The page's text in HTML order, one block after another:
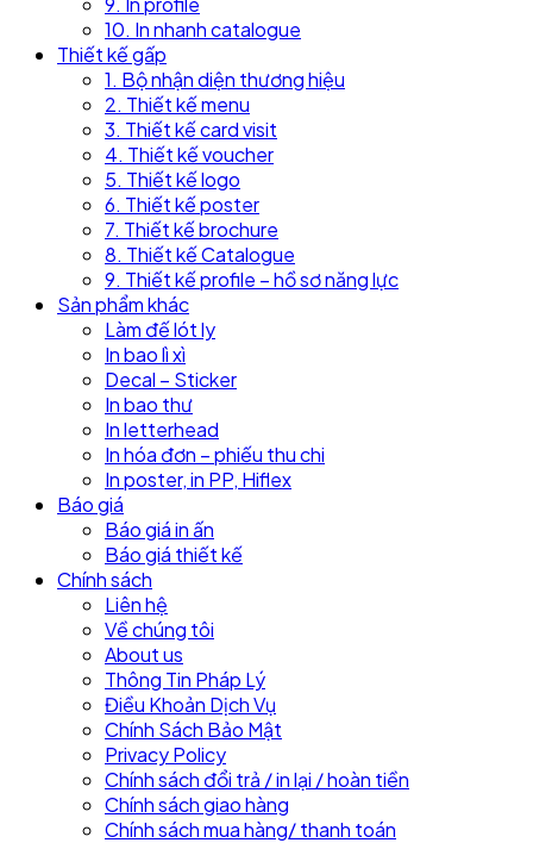
10. In nhanh catalogue
Thiết kế gấp
1. Bộ nhận diện thương hiệu
2. Thiết kế menu
3. Thiết kế card visit
4. Thiết kế voucher
5. Thiết kế logo
6. Thiết kế poster
7. Thiết kế brochure
8. Thiết kế Catalogue
9. Thiết kế profile – hồ sơ năng lực
Sản phẩm khác
Làm đế lót ly
In bao lì xì
Decal – Sticker
In bao thư
In letterhead
In hóa đơn – phiếu thu chi
In poster, in PP, Hiflex
Báo giá
Báo giá in ấn
Báo giá thiết kế
Chính sách
Liên hệ
Về chúng tôi
About us
Thông Tin Pháp Lý
Điều Khoản Dịch Vụ
Chính Sách Bảo Mật
Privacy Policy
Chính sách đổi trả / in lại / hoàn tiền
Chính sách giao hàng
Chính sách mua hàng/ thanh toán